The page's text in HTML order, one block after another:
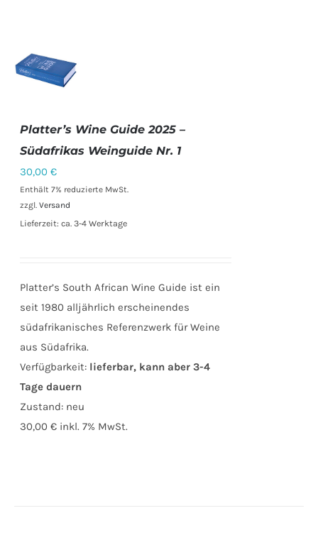
IN DEN
/
DETAILS
Platter’s Wine Guide 2025 –
Südafrikas Weinguide Nr. 1
30,00€
Enthält 7% reduzierte MwSt.
zzgl.Versand
Lieferzeit: ca. 3-4 Werktage
Platter’s South African Wine Guide ist ein
seit 1980 alljährlich erscheinendes
südafrikanisches Referenzwerk für Weine
aus Südafrika.
Verfügbarkeit: lieferbar, kann aber 3-4
Tage dauern
Zustand: neu
30,00 € inkl. 7% MwSt.